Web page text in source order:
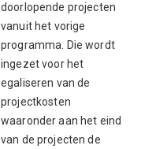
doorlopende projecten
vanuit het vorige
programma. Die wordt
ingezet voor het
egaliseren van de
projectkosten
waaronder aan het eind
van de projecten de